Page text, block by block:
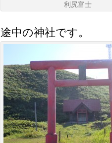
利尻富士
途中の神社です。